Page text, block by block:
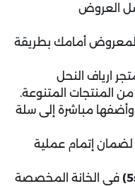
العروض
أمامك بطريقة
ارياف النحل
المنتجات المتنوعة.
وأضفها مباشرة إلى سلة
لضمان إتمام عملية
في الخانة المخصصة